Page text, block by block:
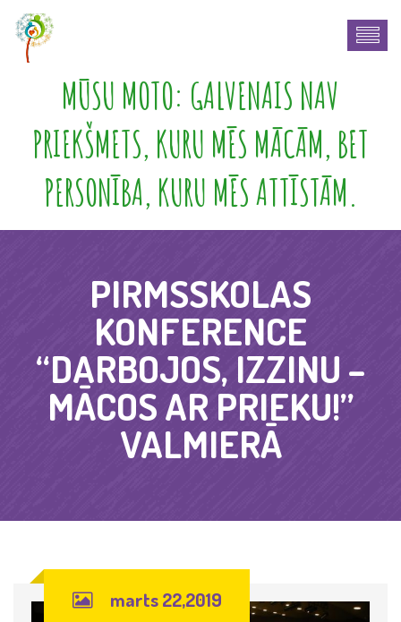
MŪSU MOTO: GALVENAIS NAV
PRIEKŠMETS, KURU MĒS MĀCĀM, BET
PERSONĪBA, KURU MĒS ATTĪSTĀM.
PIRMSSKOLAS
KONFERENCE
“DARBOJOS, IZZINU –
MĀCOS AR PRIEKU!”
VALMIERĀ
marts 22,2019